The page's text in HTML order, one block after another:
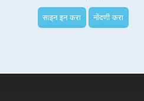
पवित्र शास्त्र अॅप
साइन इन करा नोंदणी करा